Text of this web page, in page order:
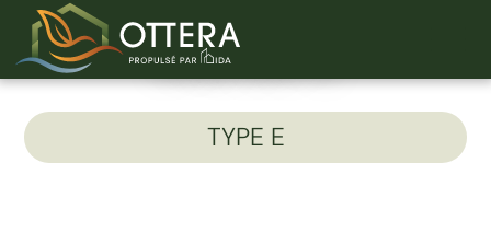
Unité 305-C
TYPE E